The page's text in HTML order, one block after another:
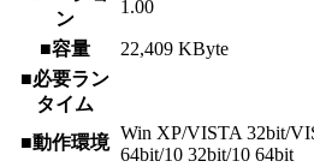
ン
1.00
■容量
22,409 KByte
■必要ラン
タイム
■動作環境 Win XP/VISTA 32bit/
64bit/10 32bit/10 64bit